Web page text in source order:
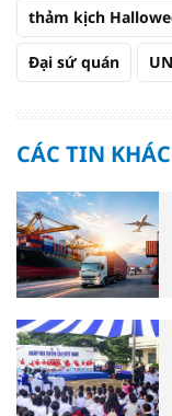
thảm kịch
Đại sứ quán
CÁC TIN KHÁC